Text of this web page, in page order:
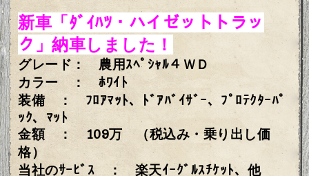
新車「ﾀﾞｲﾊﾂ・ハイゼットトラッ
ク」納車しました！
グレード： 農用ｽﾍﾟｼｬﾙ４ＷＤ
カラー ： ﾎﾜｲﾄ
装備 ： ﾌﾛｱﾏｯﾄ、ﾄﾞｱﾊﾞｲｻﾞｰ、ﾌﾟﾛﾃｸﾀｰﾊﾟ
ｯｸ、ﾏｯﾄ
金額 ： 109万 （税込み・乗り出し価
格）
当社のｻｰﾋﾞｽ ： 楽天ｲｰｸﾞﾙｽﾁｹｯﾄ、他